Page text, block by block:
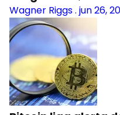
Wagner Riggs. jun 26,